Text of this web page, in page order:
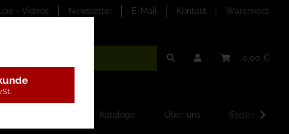
- Videos Newsletter E-Mail Kontakt Warenkorb
0,00 €
Kataloge Über uns